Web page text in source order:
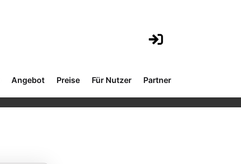
Angebot Preise Für Nutzer Partner